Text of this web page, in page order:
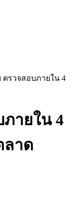
รวจสอบภายใน 4
ายใน 4
ลาด